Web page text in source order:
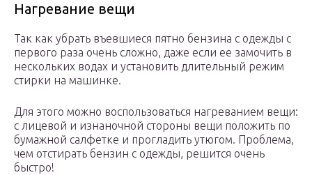
Нагревание вещи
Так как убрать въевшиеся пятно бензина с одежды с
первого раза очень сложно, даже если ее замочить в
нескольких водах и установить длительный режим
стирки на машинке.
Для этого можно воспользоваться нагреванием вещи:
с лицевой и изнаночной стороны вещи положить по
бумажной салфетке и прогладить утюгом. Проблема,
чем отстирать бензин с одежды, решится очень
быстро!